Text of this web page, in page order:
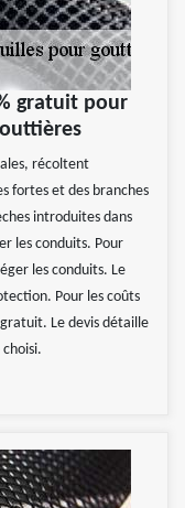
gratuit pour
récoltent
fortes et des branches
introduites dans
les conduits. Pour
les conduits. Le
Pour les coûts
Le devis détaille